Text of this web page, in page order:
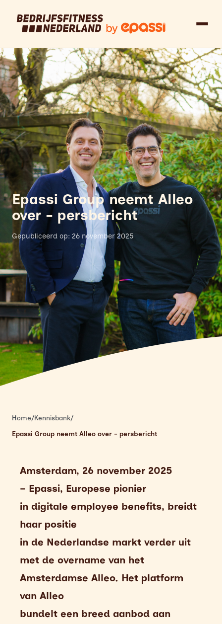
Epassi Group neemt Alleo
over - persbericht
Gepubliceerd op: 26 november 2025
Home/Kennisbank/
Epassi Group neemt Alleo over - persbericht
Amsterdam, 26 november 2025
– Epassi, Europese pionier
in digitale employee benefits, breidt
haar positie
in de Nederlandse markt verder uit
met de overname van het
Amsterdamse Alleo. Het platform
van Alleo
bundelt een breed aanbod aan